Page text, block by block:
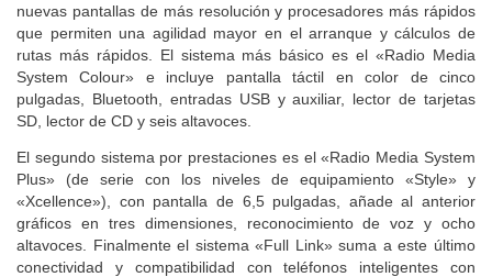
nuevas pantallas de más resolución y procesadores más rápidos
que permiten una agilidad mayor en el arranque y cálculos de
rutas más rápidos. El sistema más básico es el «Radio Media
System Colour» e incluye pantalla táctil en color de cinco
pulgadas, Bluetooth, entradas USB y auxiliar, lector de tarjetas
SD, lector de CD y seis altavoces.
El segundo sistema por prestaciones es el «Radio Media System
Plus» (de serie con los niveles de equipamiento «Style» y
«Xcellence»), con pantalla de 6,5 pulgadas, añade al anterior
gráficos en tres dimensiones, reconocimiento de voz y ocho
altavoces. Finalmente el sistema «Full Link» suma a este último
conectividad y compatibilidad con teléfonos inteligentes con